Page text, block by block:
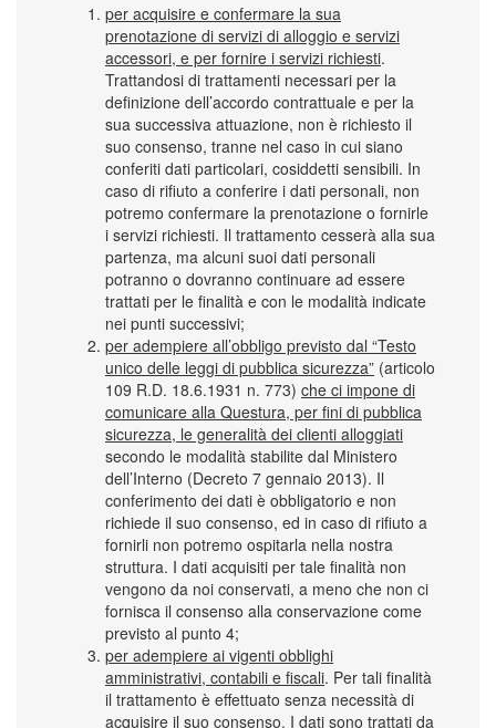
per acquisire e confermare la sua
prenotazione di servizi di alloggio e servizi
accessori, e per fornire i servizi richiesti.
Trattandosi di trattamenti necessari per la
definizione dell’accordo contrattuale e per la
sua successiva attuazione, non è richiesto il
suo consenso, tranne nel caso in cui siano
conferiti dati particolari, cosiddetti sensibili. In
caso di rifiuto a conferire i dati personali, non
potremo confermare la prenotazione o fornirle
i servizi richiesti. Il trattamento cesserà alla sua
partenza, ma alcuni suoi dati personali
potranno o dovranno continuare ad essere
trattati per le finalità e con le modalità indicate
nei punti successivi;
per adempiere all’obbligo previsto dal “Testo
unico delle leggi di pubblica sicurezza” (articolo
109 R.D. 18.6.1931 n. 773) che ci impone di
comunicare alla Questura, per fini di pubblica
sicurezza, le generalità dei clienti alloggiati
secondo le modalità stabilite dal Ministero
dell’Interno (Decreto 7 gennaio 2013). Il
conferimento dei dati è obbligatorio e non
richiede il suo consenso, ed in caso di rifiuto a
fornirli non potremo ospitarla nella nostra
struttura. I dati acquisiti per tale finalità non
vengono da noi conservati, a meno che non ci
fornisca il consenso alla conservazione come
previsto al punto 4;
per adempiere ai vigenti obblighi
amministrativi, contabili e fiscali. Per tali finalità
il trattamento è effettuato senza necessità di
acquisire il suo consenso. I dati sono trattati da